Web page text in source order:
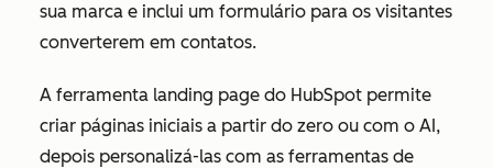
sua marca e inclui um formulário para os visitantes
converterem em contatos.
A ferramenta landing page do HubSpot permite
criar páginas iniciais a partir do zero ou com o AI,
depois personalizá-las com as ferramentas de